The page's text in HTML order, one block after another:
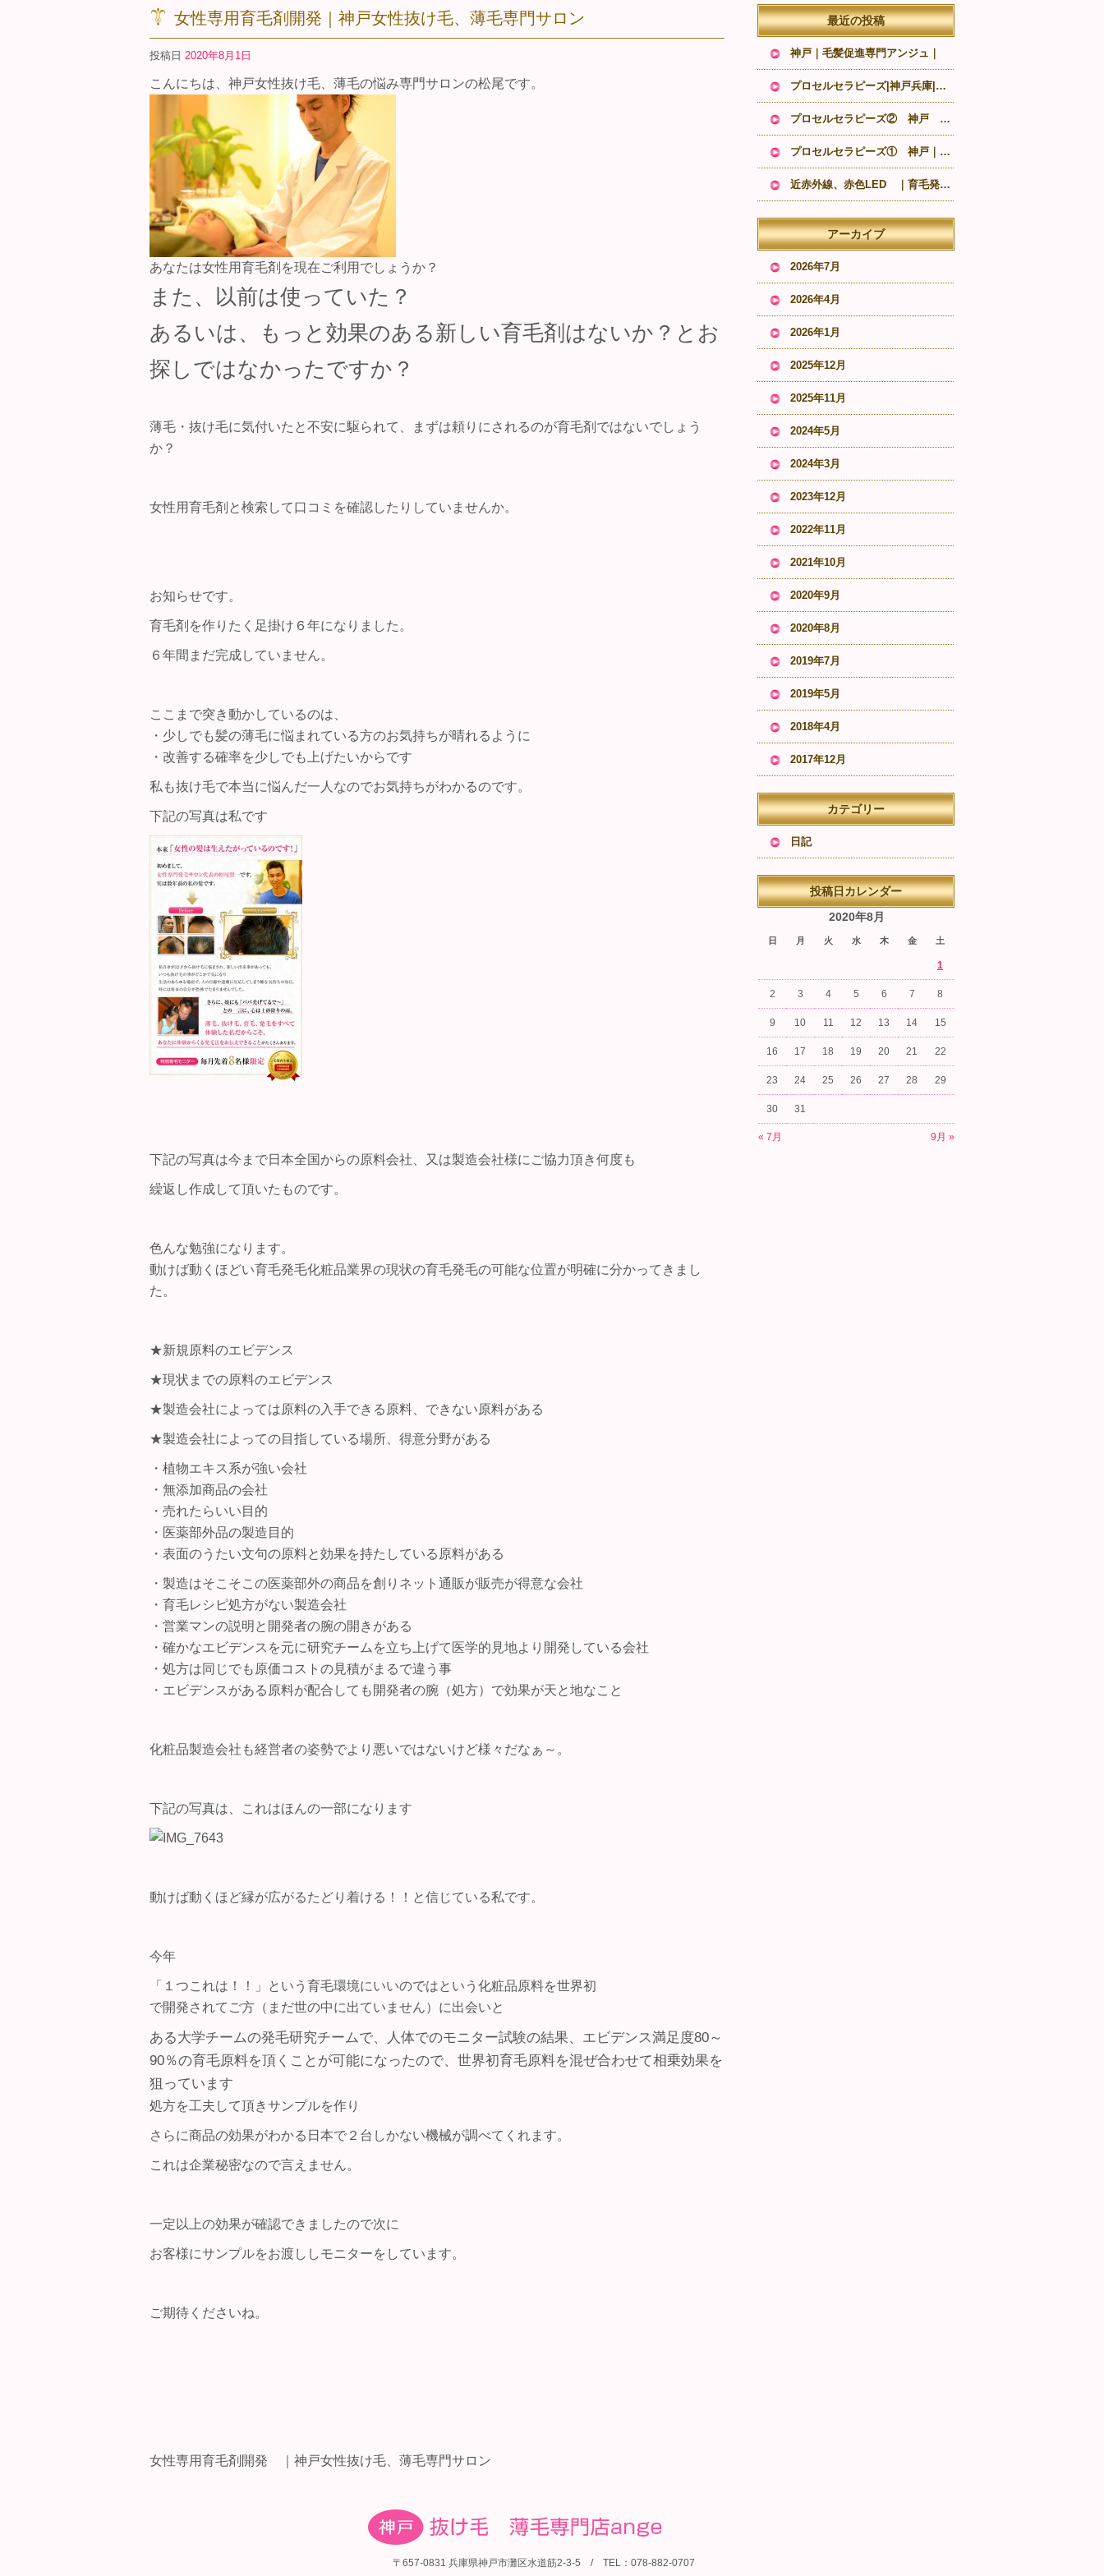
女性専用育毛剤開発｜神戸女性抜け毛、薄毛専門サロン
投稿日 2020年8月1日
こんにちは、神戸女性抜け毛、薄毛の悩み専門サロンの松尾です。
あなたは女性用育毛剤を現在ご利用でしょうか？
また、以前は使っていた？
あるいは、もっと効果のある新しい育毛剤はないか？とお
探しではなかったですか？
薄毛・抜け毛に気付いたと不安に駆られて、まずは頼りにされるのが育毛剤ではないでしょう
か？
女性用育毛剤と検索して口コミを確認したりしていませんか。
お知らせです。
育毛剤を作りたく足掛け６年になりました。
６年間まだ完成していません。
ここまで突き動かしているのは、
・少しでも髪の薄毛に悩まれている方のお気持ちが晴れるように
・改善する確率を少しでも上げたいからです
私も抜け毛で本当に悩んだ一人なのでお気持ちがわかるのです。
下記の写真は私です
下記の写真は今まで日本全国からの原料会社、又は製造会社様にご協力頂き何度も
繰返し作成して頂いたものです。
色んな勉強になります。
動けば動くほどい育毛発毛化粧品業界の現状の育毛発毛の可能な位置が明確に分かってきまし
た。
★新規原料のエビデンス
★現状までの原料のエビデンス
★製造会社によっては原料の入手できる原料、できない原料がある
★製造会社によっての目指している場所、得意分野がある
・植物エキス系が強い会社
・無添加商品の会社
・売れたらいい目的
・医薬部外品の製造目的
・表面のうたい文句の原料と効果を持たしている原料がある
・製造はそこそこの医薬部外の商品を創りネット通販が販売が得意な会社
・育毛レシピ処方がない製造会社
・営業マンの説明と開発者の腕の開きがある
・確かなエビデンスを元に研究チームを立ち上げて医学的見地より開発している会社
・処方は同じでも原価コストの見積がまるで違う事
・エビデンスがある原料が配合しても開発者の腕（処方）で効果が天と地なこと
化粧品製造会社も経営者の姿勢でより悪いではないけど様々だなぁ～。
下記の写真は、これはほんの一部になります
動けば動くほど縁が広がるたどり着ける！！と信じている私です。
今年
「１つこれは！！」という育毛環境にいいのではという化粧品原料を世界初
で開発されてご方（まだ世の中に出ていません）に出会いと
ある大学チームの発毛研究チームで、人体でのモニター試験の結果、エビデンス満足度80～
90％の育毛原料を頂くことが可能になったので、世界初育毛原料を混ぜ合わせて相乗効果を
狙っています
処方を工夫して頂きサンプルを作り
さらに商品の効果がわかる日本で２台しかない機械が調べてくれます。
これは企業秘密なので言えません。
一定以上の効果が確認できましたので次に
お客様にサンプルをお渡ししモニターをしています。
ご期待くださいね。
女性専用育毛剤開発 ｜神戸女性抜け毛、薄毛専門サロン
最近の投稿
神戸｜毛髪促進専門アンジュ｜
プロセルセラピーズ|神戸兵庫|抜毛発毛専門|口コミ
プロセルセラピーズ② 神戸 抜け毛発毛｜薄毛治療
プロセルセラピーズ① 神戸｜抜け毛 発毛サロン｜薄毛治療
近赤外線、赤色LED ｜育毛発毛専門店 神戸
アーカイブ
2026年7月
2026年4月
2026年1月
2025年12月
2025年11月
2024年5月
2024年3月
2023年12月
2022年11月
2021年10月
2020年9月
2020年8月
2019年7月
2019年5月
2018年4月
2017年12月
カテゴリー
日記
投稿日カレンダー
2020年8月
日 月 火 水 木 金 土
« 7月 9月 »
1
2 3 4 5 6 7 8
9 10 11 12 13 14 15
16 17 18 19 20 21 22
23 24 25 26 27 28 29
30 31
〒657-0831 兵庫県神戸市灘区水道筋2-3-5 / TEL：078-882-0707